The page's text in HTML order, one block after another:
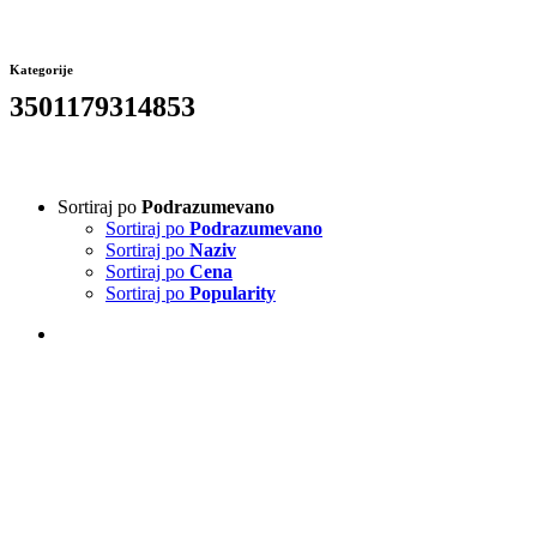
Kategorije
3501179314853
Sortiraj po Podrazumevano
Sortiraj po Podrazumevano
Sortiraj po Naziv
Sortiraj po Cena
Sortiraj po Popularity